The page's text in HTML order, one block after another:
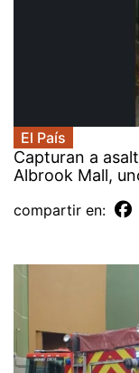
El País
Capturan a
Albrook Mall,
compartir en: